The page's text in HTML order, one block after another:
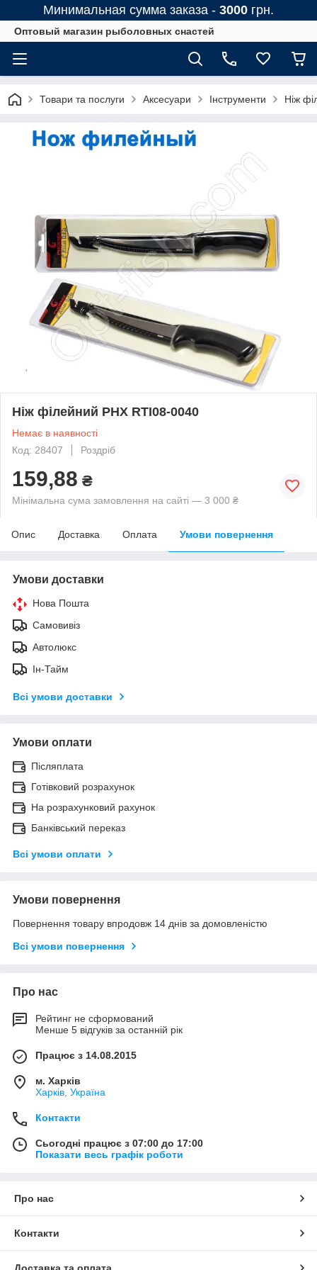
Минимальная сумма заказа - 3000 грн.
Оптовый магазин рыболовных снастей
Товари та послуги Аксесуари Інструменти Ніж
Ніж філейний PHX RTI08-0040
Немає в наявності
Код: 28407
Роздріб
159,88 ₴
Мінімальна сума замовлення на сайті — 3 000 ₴
Опис Доставка Оплата Умови повернення
Умови доставки
Нова Пошта
Самовивіз
Автолюкс
Ін-Тайм
Всі умови доставки
Умови оплати
Післяплата
Готівковий розрахунок
На розрахунковий рахунок
Банківський переказ
Всі умови оплати
Умови повернення
Повернення товару впродовж 14 днів за домовленістю
Всі умови повернення
Про нас
Рейтинг не сформований
Менше 5 відгуків за останній рік
Працює з 14.08.2015
м. Харків
Харків, Україна
Контакти
Сьогодні працює з 07:00 до 17:00
Показати весь графік роботи
Про нас
Контакти
Доставка та оплата